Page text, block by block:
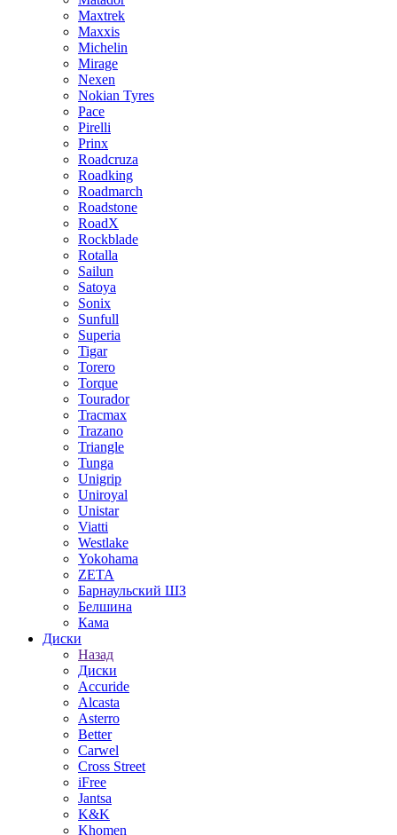
Maxtrek
Maxxis
Michelin
Mirage
Nexen
Nokian Tyres
Pace
Pirelli
Prinx
Roadcruza
Roadking
Roadmarch
Roadstone
RoadX
Rockblade
Rotalla
Sailun
Satoya
Sonix
Sunfull
Superia
Tigar
Torero
Torque
Tourador
Tracmax
Trazano
Triangle
Tunga
Unigrip
Uniroyal
Unistar
Viatti
Westlake
Yokohama
ZETA
Барнаульский ШЗ
Белшина
Кама
Диски
Назад
Диски
Accuride
Alcasta
Asterro
Better
Carwel
Cross Street
iFree
Jantsa
K&K
Khomen